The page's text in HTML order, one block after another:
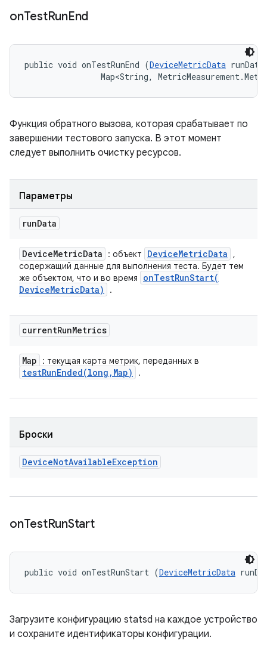
onTestRunEnd
public void onTestRunEnd (DeviceMetricData
Map<String,
Функция обратного вызова, которая срабатывает по
завершении тестового запуска. В этот момент
следует выполнить очистку ресурсов.
Параметры
runData
DeviceMetricData : объект DeviceMetricData
,
содержащий данные для выполнения теста. Будет тем
же объектом, что и во время
onTestRunStart(
DeviceMetricData) .
currentRunMetrics
Map : текущая карта метрик, переданных в
testRunEnded(long , Map) .
Броски
DeviceNotAvailableException
onTestRunStart
public void onTestRunStart (DeviceMetricData
Загрузите конфигурацию statsd на каждое устройство
и сохраните идентификаторы конфигурации.